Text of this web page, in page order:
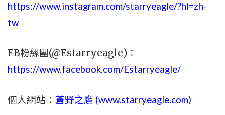
https://www.instagram.com/starryeagle/?hl=zh-
tw
FB粉絲團(@Estarryeagle)：
https://www.facebook.com/Estarryeagle/
個人網站： 蒼野之鷹 (www.starryeagle.com)